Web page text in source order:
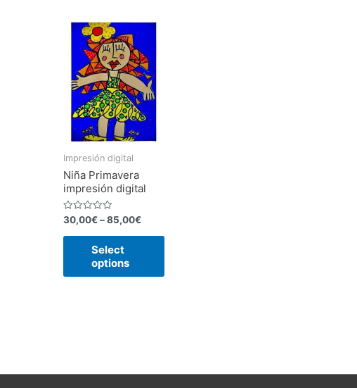
Impresión digital
Niña Primavera
impresión digital
Rated
out
30,00€–85,00€
Select
options
This
has
be